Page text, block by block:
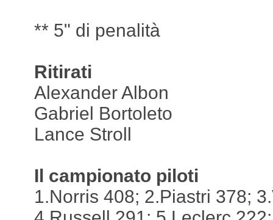
** 5" di penalità
Ritirati
Alexander Albon
Gabriel Bortoleto
Lance Stroll
Il campionato piloti
1.Norris 408; 2.Piastri 378;